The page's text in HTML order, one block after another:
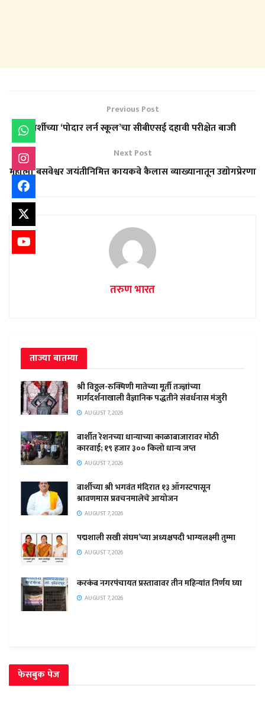
Previous Post
बार्शीच्या ‘पोदार लर्न स्कूल’चा सीबीएसई दहावी परीक्षेत बाजी
Next Post
महात्मा बसवेश्वर जयंतीनिमित्त कायकवे कैलास व्याख्यानातून उद्योगप्रेरणा
तरुण भारत
ताज्या बातम्या
श्री विठ्ठल-रुक्मिणी मातेच्या मूर्ती तज्ज्ञांच्या
मार्गदर्शनाखाली वैज्ञानिक पद्धतीने संवर्धनास मंजुरी
AUGUST 7, 2026
बार्शीत रेशनच्या धान्याच्या काळाबाजारावर मोठी
कारवाई; १९ हजार ३०० किलो धान्य जप्त
AUGUST 7, 2026
बार्शीच्या श्री भगवंत मंदिरात १३ ऑगस्टपासून
श्रावणमास प्रवचनमालेचे आयोजन
AUGUST 7, 2026
पद्मशाली सखी संघम’च्या अध्यक्षपदी भाग्यलक्ष्मी तुम्मा
AUGUST 7, 2026
करकंब नगरपंचायत प्रस्तावावर तीन महिन्यांत निर्णय घ्या
AUGUST 7, 2026
फेसबुक पेज